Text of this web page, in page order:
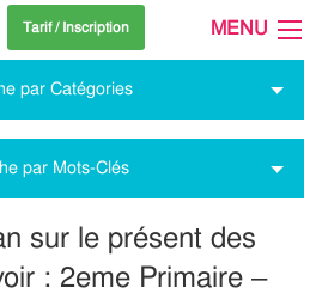
Tarif / Inscription MENU
par Catégories
par Mots-Clés
sur le présent des
: 2eme Primaire –